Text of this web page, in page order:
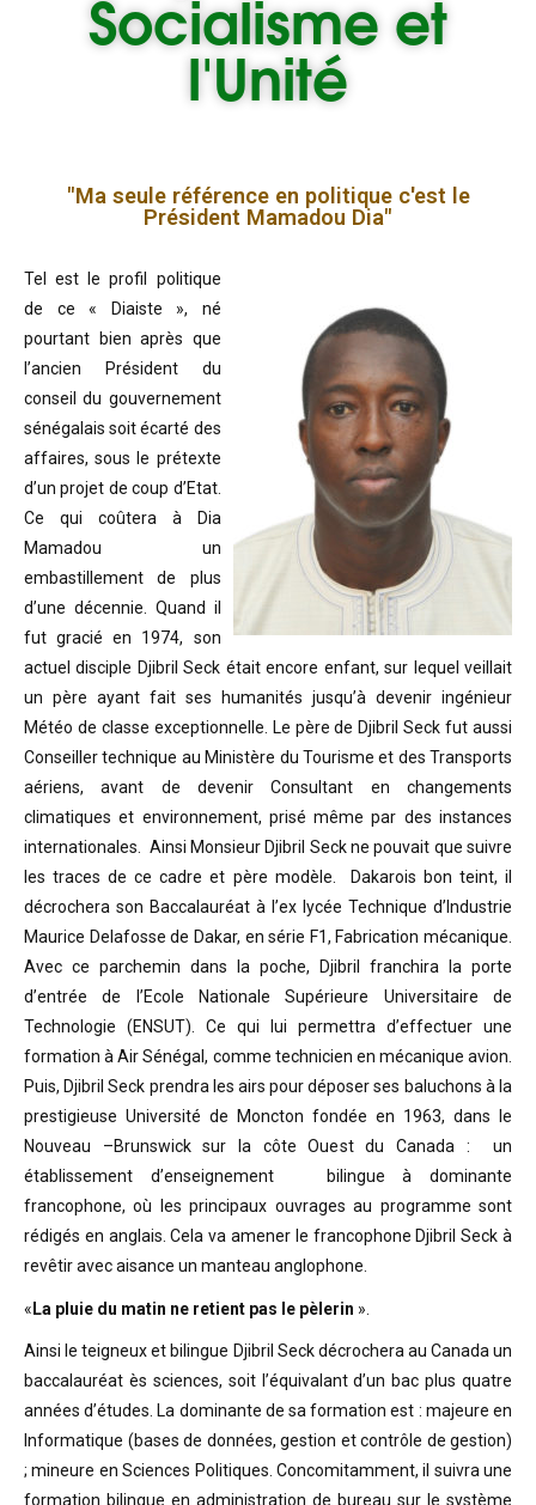
Socialisme et
l'Unité
"Ma seule référence en politique c'est le
Président Mamadou Dia"
Tel est le profil politique
de ce « Diaiste », né
pourtant bien après que
l’ancien Président du
conseil du gouvernement
sénégalais soit écarté des
affaires, sous le prétexte
d’un projet de coup d’Etat.
Ce qui coûtera à Dia
Mamadou un
embastillement de plus
d’une décennie. Quand il
fut gracié en 1974, son
actuel disciple Djibril Seck était encore enfant, sur lequel veillait
un père ayant fait ses humanités jusqu’à devenir ingénieur
Météo de classe exceptionnelle. Le père de Djibril Seck fut aussi
Conseiller technique au Ministère du Tourisme et des Transports
aériens, avant de devenir Consultant en changements
climatiques et environnement, prisé même par des instances
internationales. Ainsi Monsieur Djibril Seck ne pouvait que suivre
les traces de ce cadre et père modèle. Dakarois bon teint, il
décrochera son Baccalauréat à l’ex lycée Technique d’Industrie
Maurice Delafosse de Dakar, en série F1, Fabrication mécanique.
Avec ce parchemin dans la poche, Djibril franchira la porte
d’entrée de l’Ecole Nationale Supérieure Universitaire de
Technologie (ENSUT). Ce qui lui permettra d’effectuer une
formation à Air Sénégal, comme technicien en mécanique avion.
Puis, Djibril Seck prendra les airs pour déposer ses baluchons à la
prestigieuse Université de Moncton fondée en 1963, dans le
Nouveau –Brunswick sur la côte Ouest du Canada : un
établissement d’enseignement bilingue à dominante
francophone, où les principaux ouvrages au programme sont
rédigés en anglais. Cela va amener le francophone Djibril Seck à
revêtir avec aisance un manteau anglophone.
«La pluie du matin ne retient pas le pèlerin ».
Ainsi le teigneux et bilingue Djibril Seck décrochera au Canada un
baccalauréat ès sciences, soit l’équivalant d’un bac plus quatre
années d’études. La dominante de sa formation est : majeure en
Informatique (bases de données, gestion et contrôle de gestion)
; mineure en Sciences Politiques. Concomitamment, il suivra une
formation bilingue en administration de bureau sur le système